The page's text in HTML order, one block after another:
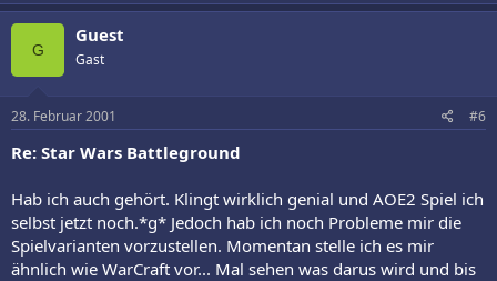
G
Guest
Gast
28. Februar 2001 #6
Re: Star Wars Battleground
Hab ich auch gehört. Klingt wirklich genial und AOE2 Spiel ich
selbst jetzt noch.*g* Jedoch hab ich noch Probleme mir die
Spielvarianten vorzustellen. Momentan stelle ich es mir
ähnlich wie WarCraft vor... Mal sehen was darus wird und bis